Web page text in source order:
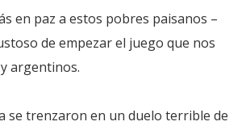
en paz a estos pobres paisanos –
de empezar el juego que nos
argentinos.
se trenzaron en un duelo terrible de